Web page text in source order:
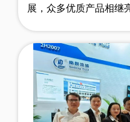
展，众多优质产品相继